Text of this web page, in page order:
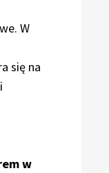
W
się na
w